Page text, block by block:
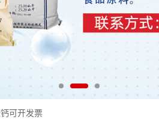
可开发票